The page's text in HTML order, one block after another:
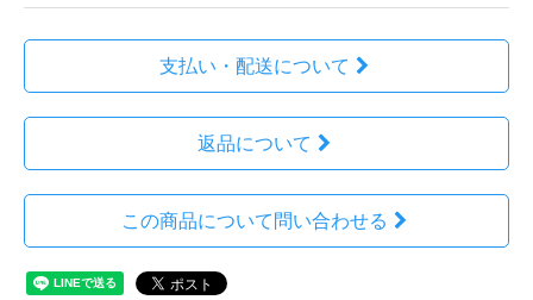
支払い・配送について
返品について
この商品について問い合わせる